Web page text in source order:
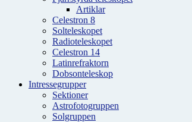
Artiklar
Celestron 8
Solteleskopet
Radioteleskopet
Celestron 14
Latinrefraktorn
Dobsonteleskop
Intressegrupper
Sektioner
Astrofotogruppen
Solgruppen